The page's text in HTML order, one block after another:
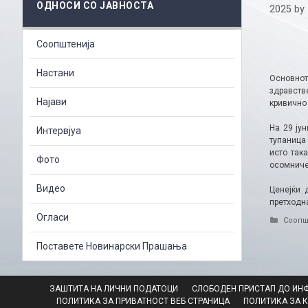
2025 by
На 29
исто
Ценејќи
ОДНОСИ СО ЈАВНОСТА
Соопштенија
Настани
Најави
Интервјуа
Фото
Видео
Огласи
Поставете Новинарски Прашања
ЗАШТИТА НА ЛИЧНИ ПОДАТОЦИ СЛОБОДЕН ПРИСТАП ДО
ПОЛИТИКА ЗА ПРИВАТНОСТ ВЕБ СТРАНИЦА
ПОЛИТИКА ЗА